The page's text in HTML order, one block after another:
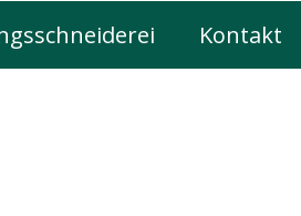
Kontakt